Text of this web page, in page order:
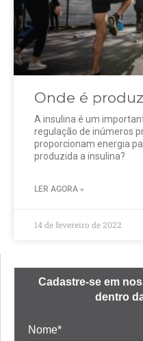
Onde é
A insulina é um
regulação de inúmeros
proporcionam energia
produzida a insulina?
LER AGORA »
14 de fevereiro de 2022
Cadastre-se em
dentro
Nome*